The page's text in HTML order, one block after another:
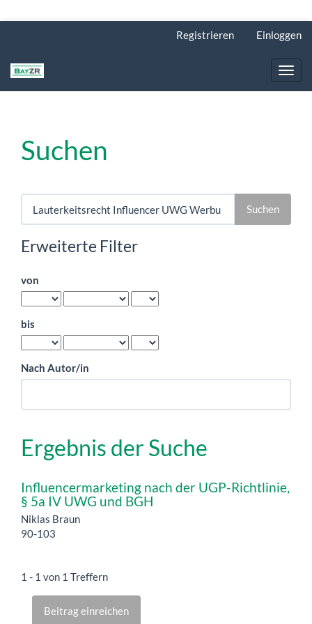
Registrieren Einloggen
Suchen
Artikel
durchsuchen
nach
Erweiterte Filter
von
bis
Nach Autor/in
Ergebnis der Suche
Influencermarketing nach der UGP-Richtlinie,
§ 5a IV UWG und BGH
Niklas Braun
90-103
1 - 1 von 1 Treffern
Beitrag einreichen